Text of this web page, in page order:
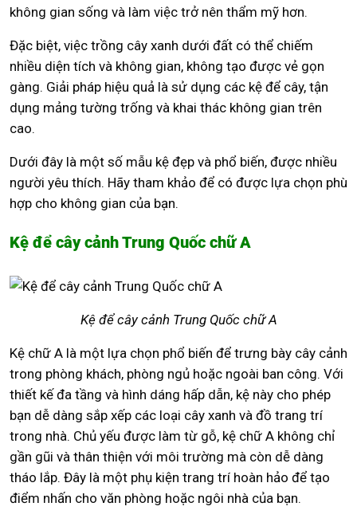
không gian sống và làm việc trở nên thẩm mỹ hơn.
Đặc biệt, việc trồng cây xanh dưới đất có thể chiếm
nhiều diện tích và không gian, không tạo được vẻ gọn
gàng. Giải pháp hiệu quả là sử dụng các kệ để cây, tận
dụng mảng tường trống và khai thác không gian trên
cao.
Dưới đây là một số mẫu kệ đẹp và phổ biến, được nhiều
người yêu thích. Hãy tham khảo để có được lựa chọn phù
hợp cho không gian của bạn.
Kệ để cây cảnh Trung Quốc chữ A
Kệ để cây cảnh Trung Quốc chữ A
Kệ chữ A là một lựa chọn phổ biến để trưng bày cây cảnh
trong phòng khách, phòng ngủ hoặc ngoài ban công. Với
thiết kế đa tầng và hình dáng hấp dẫn, kệ này cho phép
bạn dễ dàng sắp xếp các loại cây xanh và đồ trang trí
trong nhà. Chủ yếu được làm từ gỗ, kệ chữ A không chỉ
gần gũi và thân thiện với môi trường mà còn dễ dàng
tháo lắp. Đây là một phụ kiện trang trí hoàn hảo để tạo
điểm nhấn cho văn phòng hoặc ngôi nhà của bạn.